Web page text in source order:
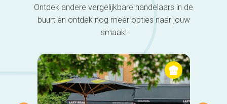
Ontdek andere vergelijkbare handelaars in de
buurt en ontdek nog meer opties naar jouw
smaak!